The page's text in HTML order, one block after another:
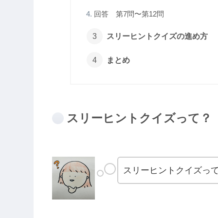
回答 第7問〜第12問
スリーヒントクイズの進め方
まとめ
スリーヒントクイズって？
スリーヒントクイズっ